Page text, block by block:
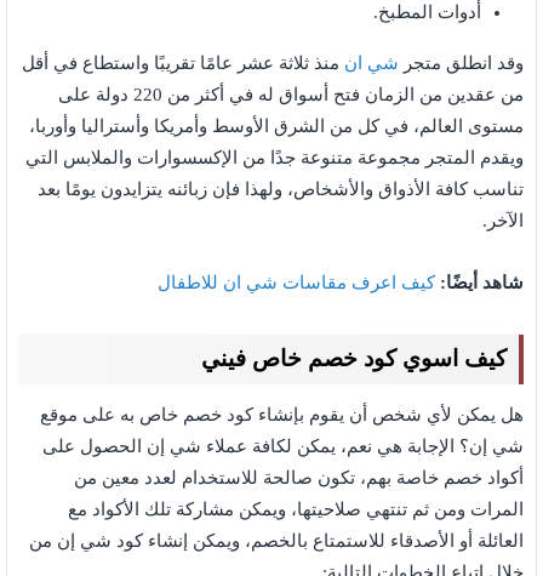
أدوات المطبخ.
وقد انطلق متجر شي ان منذ ثلاثة عشر عامًا تقريبًا واستطاع في أقل
من عقدين من الزمان فتح أسواق له في أكثر من 220 دولة على
مستوى العالم، في كل من الشرق الأوسط وأمريكا وأستراليا وأوربا،
ويقدم المتجر مجموعة متنوعة جدًا من الإكسسوارات والملابس التي
تناسب كافة الأذواق والأشخاص، ولهذا فإن زبائنه يتزايدون يومًا بعد
الآخر.
شاهد أيضًا: كيف اعرف مقاسات شي ان للاطفال
كيف اسوي كود خصم خاص فيني
هل يمكن لأي شخص أن يقوم بإنشاء كود خصم خاص به على موقع
شي إن؟ الإجابة هي نعم، يمكن لكافة عملاء شي إن الحصول على
أكواد خصم خاصة بهم، تكون صالحة للاستخدام لعدد معين من
المرات ومن ثم تنتهي صلاحيتها، ويمكن مشاركة تلك الأكواد مع
العائلة أو الأصدقاء للاستمتاع بالخصم، ويمكن إنشاء كود شي إن من